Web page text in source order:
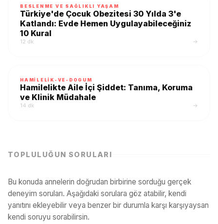
BESLENME VE SAĞLIKLI YAŞAM
Türkiye'de Çocuk Obezitesi 30 Yılda 3'e
Katlandı: Evde Hemen Uygulayabileceğiniz
10 Kural
12 dk →
HAMILELIK-VE-DOGUM
Hamilelikte Aile İçi Şiddet: Tanıma, Koruma
ve Klinik Müdahale
14 dk →
TOPLULUĞUN SORULARI
Bu konuda annelerin doğrudan birbirine sorduğu gerçek
deneyim soruları. Aşağıdaki sorulara göz atabilir, kendi
yanıtını ekleyebilir veya benzer bir durumla karşı karşıyaysan
kendi soruyu sorabilirsin.